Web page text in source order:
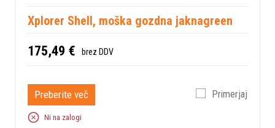
Xplorer Shell, moška gozdna jaknagreen
175,49 € brez DDV
Preberite več Primerjaj
Ni na zalogi